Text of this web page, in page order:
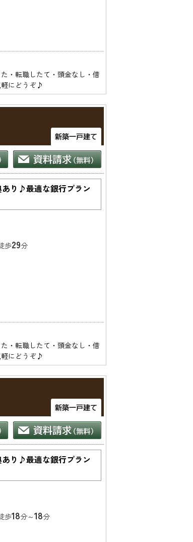
・転職したて・頭金なし・借
り♪最適な銀行プラン
歩29分
・転職したて・頭金なし・借
り♪最適な銀行プラン
歩18分～18分